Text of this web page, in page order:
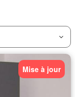
Mise à jour